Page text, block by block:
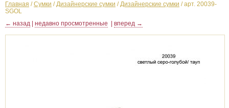
Главная /Сумки /Дизайнерские сумки /Дизайнерские сумки /арт. 20039-
SGOL
← назад
недавно просмотренные вперед →